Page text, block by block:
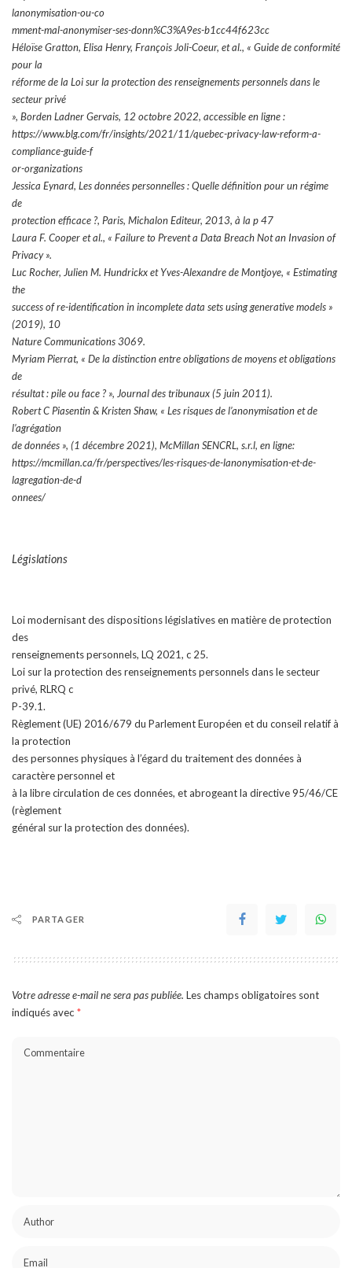
lanonymisation-ou-co
mment-mal-anonymiser-ses-donn%C3%A9es-b1cc44f623cc
Héloïse Gratton, Elisa Henry, François Joli-Coeur, et al., « Guide de conformité
pour la
réforme de la Loi sur la protection des renseignements personnels dans le
secteur privé
», Borden Ladner Gervais, 12 octobre 2022, accessible en ligne :
https://www.blg.com/fr/insights/2021/11/quebec-privacy-law-reform-a-
compliance-guide-f
or-organizations
Jessica Eynard, Les données personnelles : Quelle définition pour un régime
de
protection efficace ?, Paris, Michalon Editeur, 2013, à la p 47
Laura F. Cooper et al., « Failure to Prevent a Data Breach Not an Invasion of
Privacy ».
Luc Rocher, Julien M. Hundrickx et Yves-Alexandre de Montjoye, « Estimating
the
success of re-identification in incomplete data sets using generative models »
(2019), 10
Nature Communications 3069.
Myriam Pierrat, « De la distinction entre obligations de moyens et obligations
de
résultat : pile ou face ? », Journal des tribunaux (5 juin 2011).
Robert C Piasentin & Kristen Shaw, « Les risques de l’anonymisation et de
l’agrégation
de données », (1 décembre 2021), McMillan SENCRL, s.r.l, en ligne:
https://mcmillan.ca/fr/perspectives/les-risques-de-lanonymisation-et-de-
lagregation-de-d
onnees/
Législations
Loi modernisant des dispositions législatives en matière de protection
des
renseignements personnels, LQ 2021, c 25.
Loi sur la protection des renseignements personnels dans le secteur
privé, RLRQ c
P-39.1.
Règlement (UE) 2016/679 du Parlement Européen et du conseil relatif à
la protection
des personnes physiques à l’égard du traitement des données à
caractère personnel et
à la libre circulation de ces données, et abrogeant la directive 95/46/CE
(règlement
général sur la protection des données).
PARTAGER
Votre adresse e-mail ne sera pas publiée. Les champs obligatoires sont
indiqués avec *